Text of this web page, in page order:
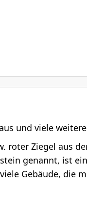
und viele
roter Ziegel aus
genannt, ist
Gebäude, die